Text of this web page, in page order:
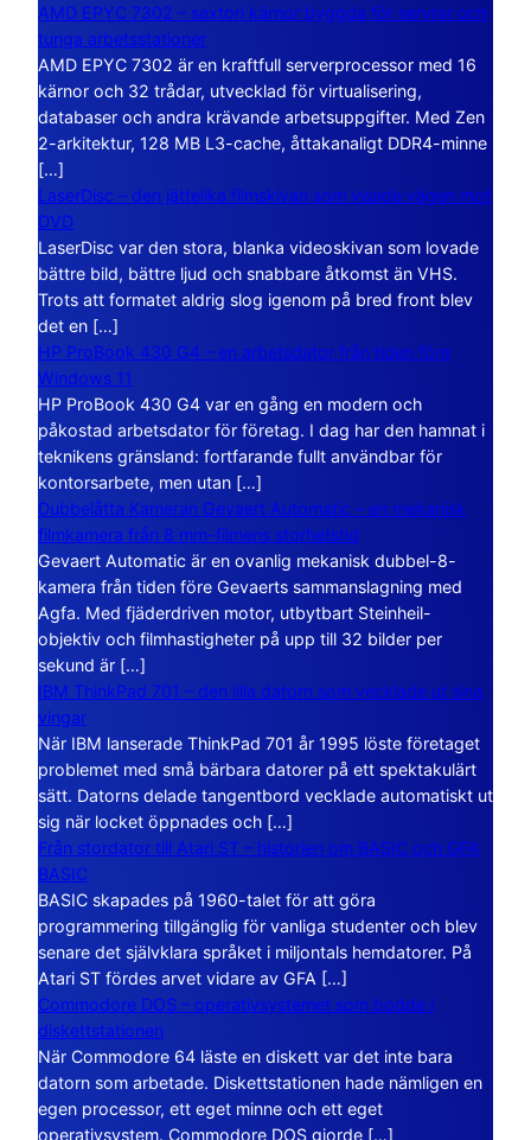
AMD EPYC 7302 – sexton kärnor byggda för servrar och
tunga arbetsstationer
AMD EPYC 7302 är en kraftfull serverprocessor med 16
kärnor och 32 trådar, utvecklad för virtualisering,
databaser och andra krävande arbetsuppgifter. Med Zen
2-arkitektur, 128 MB L3-cache, åttakanaligt DDR4-minne
[…]
LaserDisc – den jättelika filmskivan som visade vägen mot
DVD
LaserDisc var den stora, blanka videoskivan som lovade
bättre bild, bättre ljud och snabbare åtkomst än VHS.
Trots att formatet aldrig slog igenom på bred front blev
det en […]
HP ProBook 430 G4 – en arbetsdator från tiden före
Windows 11
HP ProBook 430 G4 var en gång en modern och
påkostad arbetsdator för företag. I dag har den hamnat i
teknikens gränsland: fortfarande fullt användbar för
kontorsarbete, men utan […]
Dubbelåtta Kameran Gevaert Automatic – en mekanisk
filmkamera från 8 mm-filmens storhetstid
Gevaert Automatic är en ovanlig mekanisk dubbel-8-
kamera från tiden före Gevaerts sammanslagning med
Agfa. Med fjäderdriven motor, utbytbart Steinheil-
objektiv och filmhastigheter på upp till 32 bilder per
sekund är […]
IBM ThinkPad 701 – den lilla datorn som vecklade ut sina
vingar
När IBM lanserade ThinkPad 701 år 1995 löste företaget
problemet med små bärbara datorer på ett spektakulärt
sätt. Datorns delade tangentbord vecklade automatiskt ut
sig när locket öppnades och […]
Från stordator till Atari ST – historien om BASIC och GFA
BASIC
BASIC skapades på 1960-talet för att göra
programmering tillgänglig för vanliga studenter och blev
senare det självklara språket i miljontals hemdatorer. På
Atari ST fördes arvet vidare av GFA […]
Commodore DOS – operativsystemet som bodde i
diskettstationen
När Commodore 64 läste en diskett var det inte bara
datorn som arbetade. Diskettstationen hade nämligen en
egen processor, ett eget minne och ett eget
operativsystem. Commodore DOS gjorde […]